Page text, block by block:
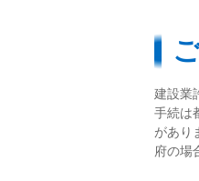
建設業
手続は
があり
府の場